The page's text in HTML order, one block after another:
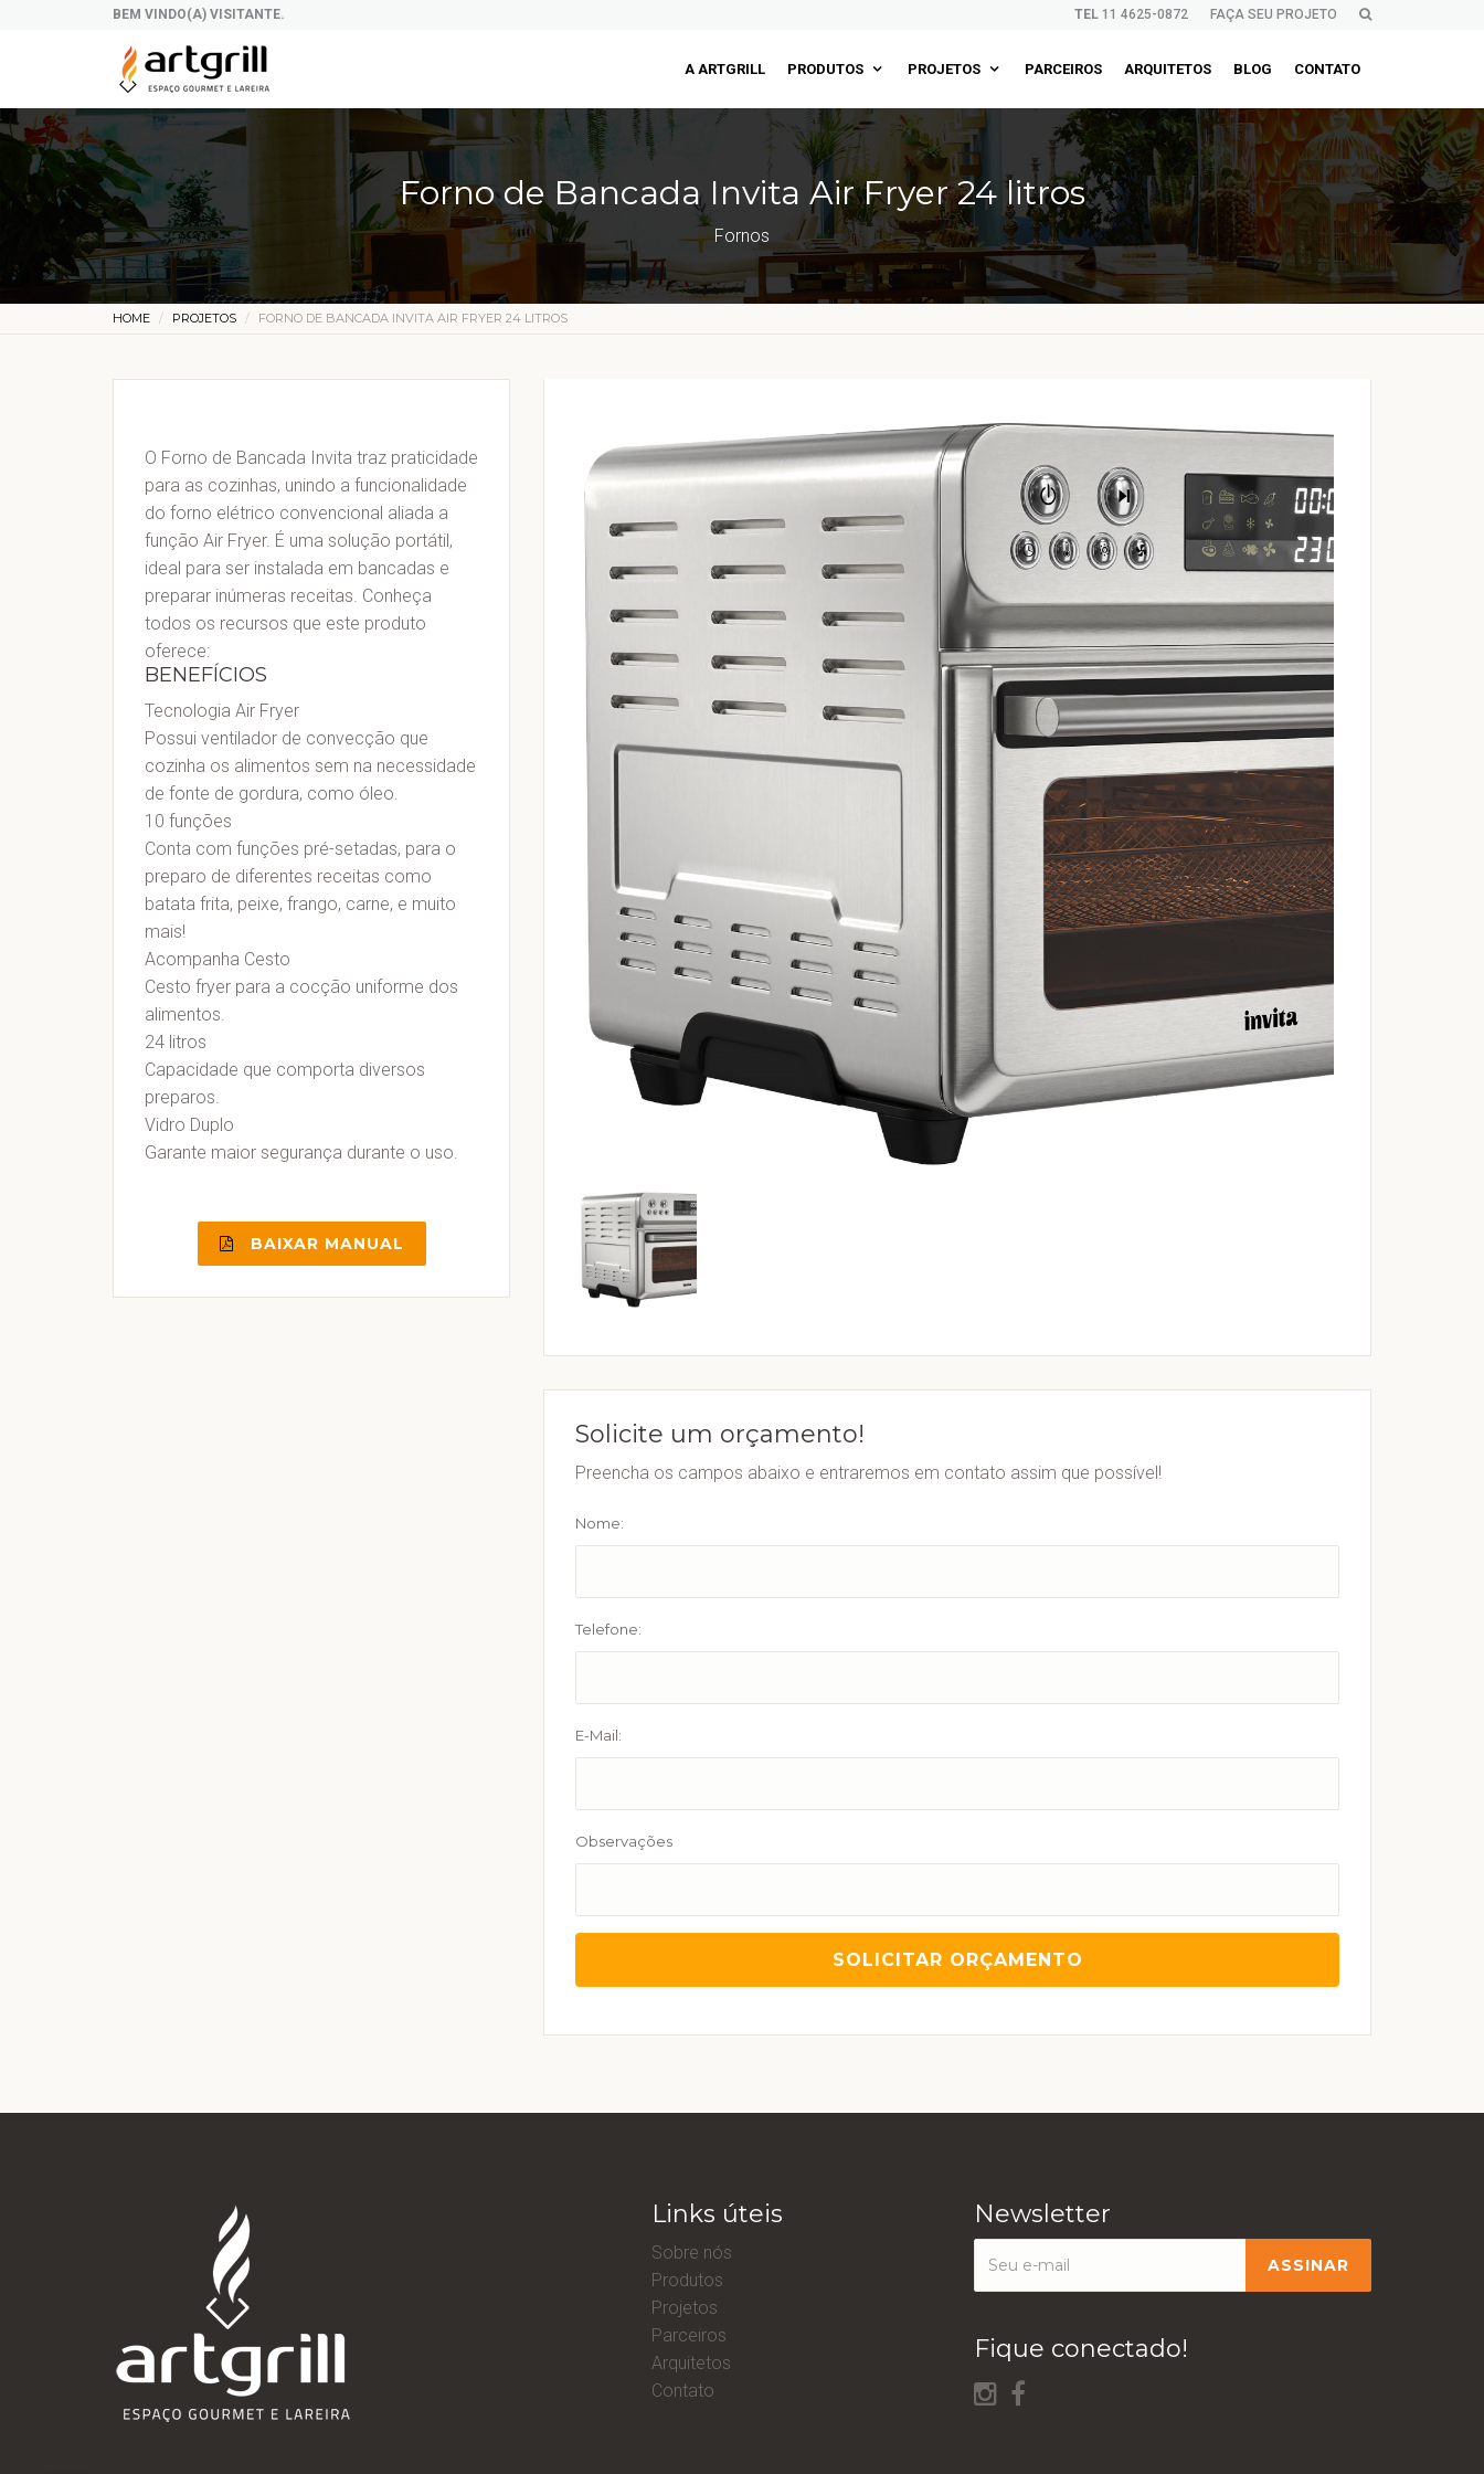
BEM VINDO(A) VISITANTE. TEL 11 4625-0872 FAÇA SEU PROJETO
A ARTGRILL PRODUTOS PROJETOS PARCEIROS ARQUITETOS BLOG CONTATO
Forno de Bancada Invita Air Fryer 24 litros
Fornos
HOME PROJETOS FORNO DE BANCADA INVITA AIR FRYER 24 LITROS
O Forno de Bancada Invita traz praticidade
para as cozinhas, unindo a funcionalidade
do forno elétrico convencional aliada a
função Air Fryer. É uma solução portátil,
ideal para ser instalada em bancadas e
preparar inúmeras receitas. Conheça
todos os recursos que este produto
oferece:
BENEFÍCIOS
Tecnologia Air Fryer
Possui ventilador de convecção que
cozinha os alimentos sem na necessidade
de fonte de gordura, como óleo.
10 funções
Conta com funções pré-setadas, para o
preparo de diferentes receitas como
batata frita, peixe, frango, carne, e muito
mais!
Acompanha Cesto
Cesto fryer para a cocção uniforme dos
alimentos.
24 litros
Capacidade que comporta diversos
preparos.
Vidro Duplo
Garante maior segurança durante o uso.
BAIXAR MANUAL
Solicite um orçamento!
Preencha os campos abaixo e entraremos em contato assim que possível!
Nome:
Telefone:
E-Mail:
Observações
Links úteis
Sobre nós
Produtos
Projetos
Parceiros
Arquitetos
Contato
Newsletter
Fique conectado!